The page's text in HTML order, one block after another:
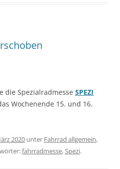
die Spezialradmesse SPEZI
Wochenende 15. und 16.
2020 unter Fahrrad allgemein,
fahrradmesse,Spezi.